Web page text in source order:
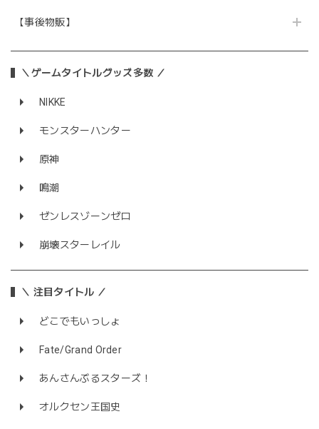
【事後物販】
＼ゲームタイトルグッズ多数 ／
NIKKE
モンスターハンター
原神
鳴潮
ゼンレスゾーンゼロ
崩壊スターレイル
＼ 注目タイトル ／
どこでもいっしょ
Fate/Grand Order
あんさんぶるスターズ！
オルクセン王国史